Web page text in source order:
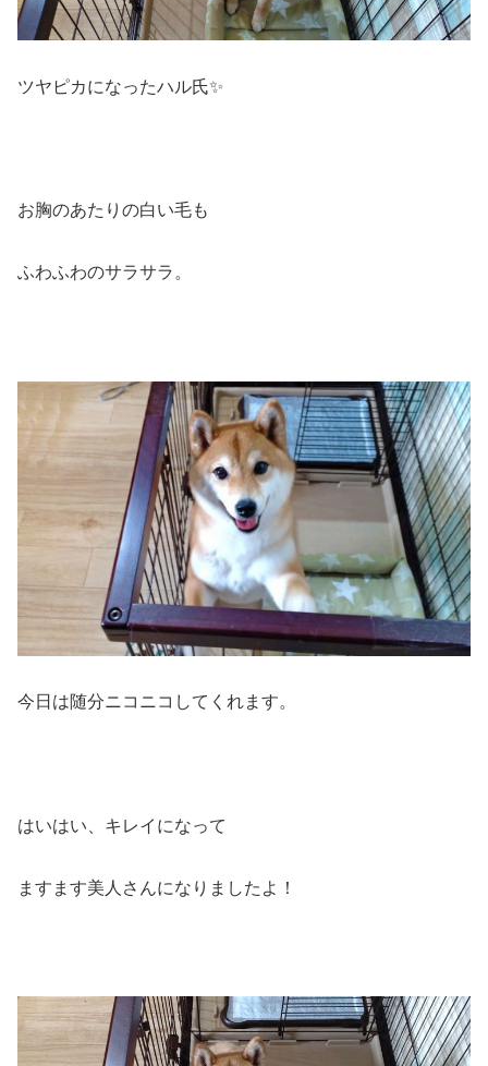
ツヤピカになったハル氏✨
お胸のあたりの白い毛も
ふわふわのサラサラ。
今日は随分ニコニコしてくれます。
はいはい、キレイになって
ますます美人さんになりましたよ！